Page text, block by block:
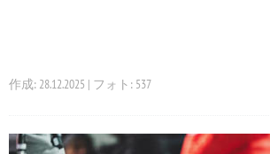
作成: 28.12.2025 | フォト: 537